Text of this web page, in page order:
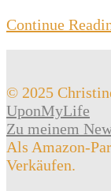
Continue
© 2025
UponMyLife
Zu meinem
Als Amazon-
Verkäufen.